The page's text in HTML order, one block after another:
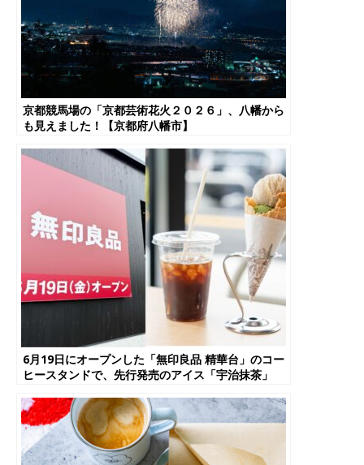
京都競馬場の「京都芸術花火２０２６」、八幡から
も見えました！【京都府八幡市】
6月19日にオープンした「無印良品 精華台」のコー
ヒースタンドで、先行発売のアイス「宇治抹茶」